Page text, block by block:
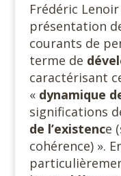
Frédéric
présentation
courants de
terme de
caractérisant
« dynamique
significations
de l’existence
cohérence) ».